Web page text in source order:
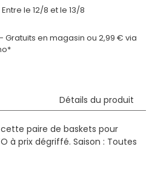
Entre le 12/8 et le 13/8
Gratuits en magasin ou 2,99 € via
Détails du produit
paire de baskets pour
à prix dégriffé. Saison : Toutes